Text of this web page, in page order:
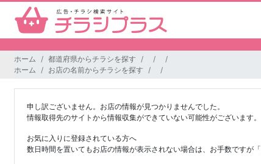
ホーム
都道府県からチラシを探す
ホーム
お店の名前からチラシを探す
申し訳ございません。お店の情報が見つかりませんでした。
情報取得先のサイトから情報収集ができていない可能性がございます。
お気に入りに登録されている方へ
数日時間を置いてもお店の情報が表示されない場合は、お手数ですが「